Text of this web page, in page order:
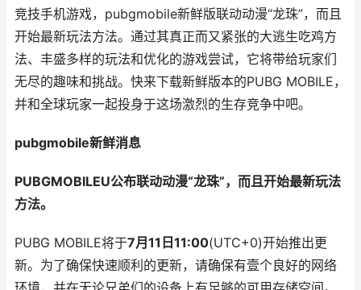
竞技手机游戏，pubgmobile新鲜版联动动漫“龙珠”，而且
开始最新玩法方法。通过其真正而又紧张的大逃生吃鸡方
法、丰盛多样的玩法和优化的游戏尝试，它将带给玩家们
无尽的趣味和挑战。快来下载新鲜版本的PUBG MOBILE，
并和全球玩家一起投身于这场激烈的生存竞争中吧。
pubgmobile新鲜消息
PUBGMOBILEU公布联动动漫“龙珠”，而且开始最新玩法
方法。
PUBG MOBILE将于7月11日11:00(UTC+0)开始推出更
新。为了确保快速顺利的更新，请确保有壹个良好的网络